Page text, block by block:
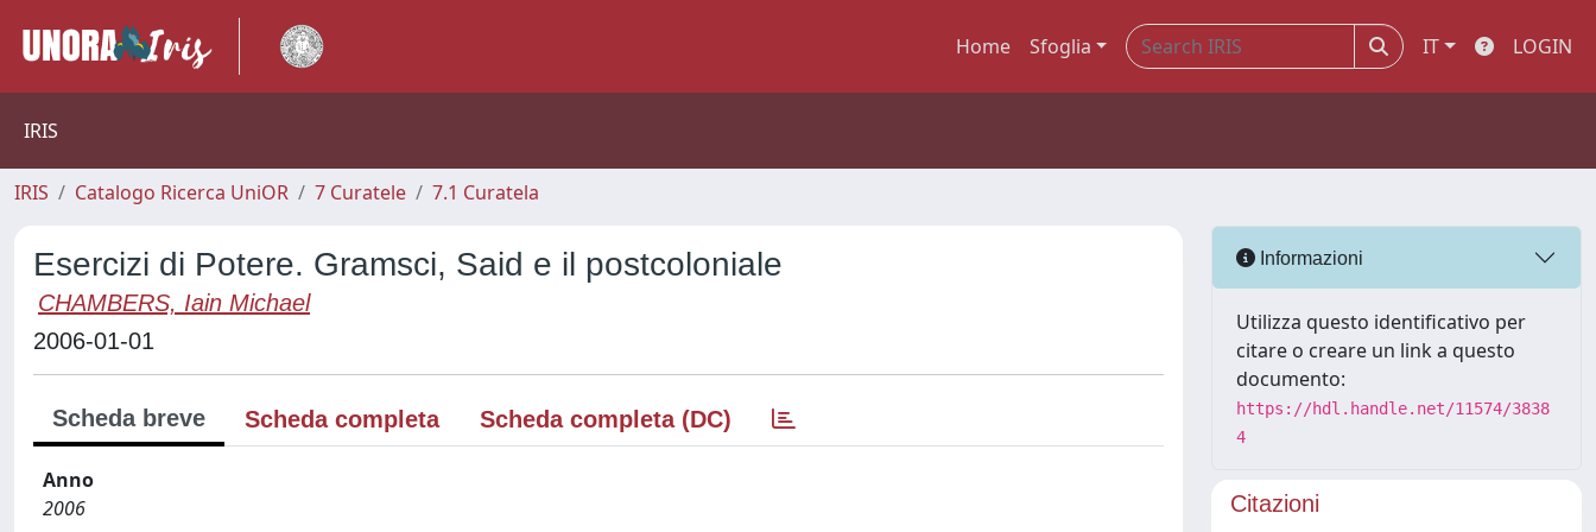
Home Sfoglia IT LOGIN
IRIS
IRIS Catalogo Ricerca UniOR 7 Curatele 7.1 Curatela
Esercizi di Potere. Gramsci, Said e il postcoloniale
CHAMBERS, Iain Michael
2006-01-01
Scheda breve Scheda completa Scheda completa (DC)
Anno
2006
Informazioni
Utilizza questo identificativo per
citare o creare un link a questo
documento:
https://hdl.handle.net/11574/3838
4
Citazioni